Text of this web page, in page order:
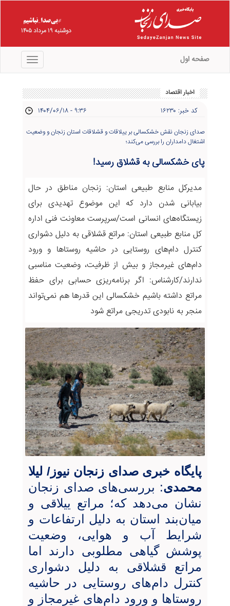
دوشنبه ۱۹ مرداد ۱۴۰۵
منو صفحه اول
اخبار اقتصاد
کد خبر: ۱۶۲۳۰ ۱۴۰۴/۰۶/۱۸ - ۹:۳۶
صدای زنجان نقش خشکسالی بر ییلاقات و قشلاقات استان زنجان و وضعیت
اشتغال دامداران را بررسی می‌کند؛
پای خشکسالی به قشلاق رسید!
مدیرکل منابع طبیعی استان: زنجان مناطق در حال
بیابانی شدن دارد که این موضوع تهدیدی برای
زیستگاه‌های انسانی است/سرپرست معاونت فنی اداره
کل منابع طبیعی استان: مراتع قشلاقی به دلیل دشواری
کنترل دام‌های روستایی در حاشیه روستاها و ورود
دام‌های غیرمجاز و بیش از ظرفیت، وضعیت مناسبی
ندارند/کارشناس: اگر برنامه‌ریزی حسابی برای حفظ
مراتع داشته باشیم خشکسالی این قدرها هم نمی‌تواند
منجر به نابودی تدریجی مراتع شود
پایگاه خبری صدای زنجان نیوز/ لیلا
محمدی: بررسی‌های صدای زنجان
نشان می‌دهد که؛ مراتع ییلاقی و
میان‌بند استان به دلیل ارتفاعات و
شرایط آب و هوایی، وضعیت
پوشش گیاهی مطلوبی دارند اما
مراتع قشلاقی به دلیل دشواری
کنترل دام‌های روستایی در حاشیه
روستاها و ورود دام‌های غیرمجاز و